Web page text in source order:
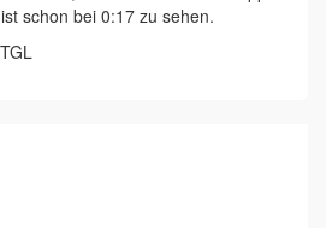
schon bei 0:17 zu sehen.